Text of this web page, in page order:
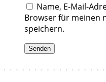
Name, E-Mail-
Browser für meinen
speichern.